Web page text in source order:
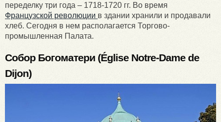
переделку три года – 1718-1720 гг. Во время
Французской революции в здании хранили и продавали
хлеб. Сегодня в нем располагается Торгово-
промышленная Палата.
Собор Богоматери (Église Notre-Dame de
Dijon)